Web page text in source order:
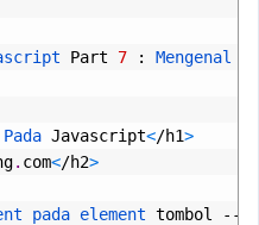
Part 7 : Mengenal
Pada Javascript</h1>
. com</h2>
pada element tombol --